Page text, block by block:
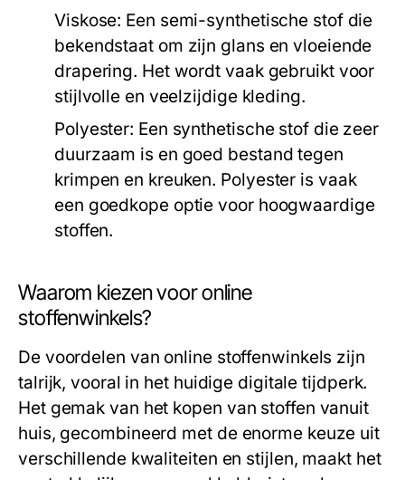
Viskose: Een semi-synthetische stof die
bekendstaat om zijn glans en vloeiende
drapering. Het wordt vaak gebruikt voor
stijlvolle en veelzijdige kleding.
Polyester: Een synthetische stof die zeer
duurzaam is en goed bestand tegen
krimpen en kreuken. Polyester is vaak
een goedkope optie voor hoogwaardige
stoffen.
Waarom kiezen voor online
stoffenwinkels?
De voordelen van online stoffenwinkels zijn
talrijk, vooral in het huidige digitale tijdperk.
Het gemak van het kopen van stoffen vanuit
huis, gecombineerd met de enorme keuze uit
verschillende kwaliteiten en stijlen, maakt het